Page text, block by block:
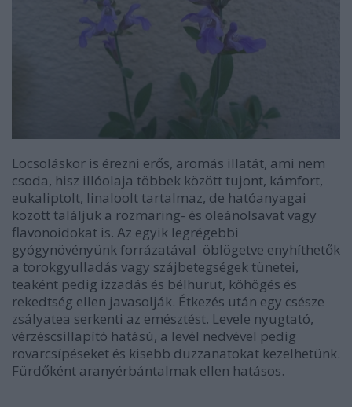
Locsoláskor is érezni erős, aromás illatát, ami nem
csoda, hisz illóolaja többek között tujont, kámfort,
eukaliptolt, linaloolt tartalmaz, de hatóanyagai
között találjuk a rozmaring- és oleánolsavat vagy
flavonoidokat is. Az egyik legrégebbi
gyógynövényünk forrázatával öblögetve enyhíthetők
a torokgyulladás vagy szájbetegségek tünetei,
teaként pedig izzadás és bélhurut, köhögés és
rekedtség ellen javasolják. Étkezés után egy csésze
zsályatea serkenti az emésztést. Levele nyugtató,
vérzéscsillapító hatású, a levél nedvével pedig
rovarcsípéseket és kisebb duzzanatokat kezelhetünk.
Fürdőként aranyérbántalmak ellen hatásos.